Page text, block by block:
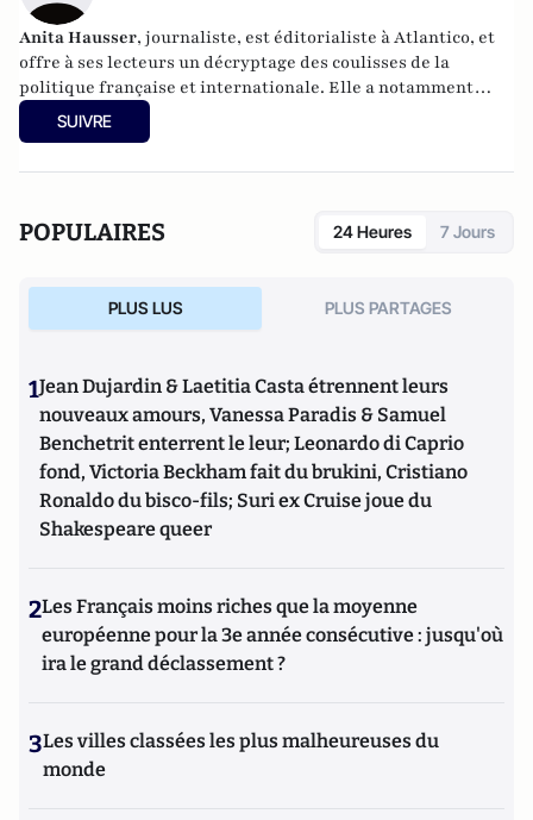
Anita Hausser, journaliste, est éditorialiste à Atlantico, et
offre à ses lecteurs un décryptage des coulisses de la
politique française et internationale. Elle a notamment
publiéSarkozy, itinéraire d'une ambition
l'Archipel, 2003). Elle a également réalisé les documentaires
SUIVRE
POPULAIRES 24 Heures 7 Jours
PLUS LUS PLUS PARTAGES
1Jean Dujardin & Laetitia Casta étrennent leurs
nouveaux amours, Vanessa Paradis & Samuel
Benchetrit enterrent le leur; Leonardo di Caprio
fond, Victoria Beckham fait du brukini, Cristiano
Ronaldo du bisco-fils; Suri ex Cruise joue du
Shakespeare queer
2Les Français moins riches que la moyenne
européenne pour la 3e année consécutive : jusqu'où
ira le grand déclassement ?
3Les villes classées les plus malheureuses du
monde